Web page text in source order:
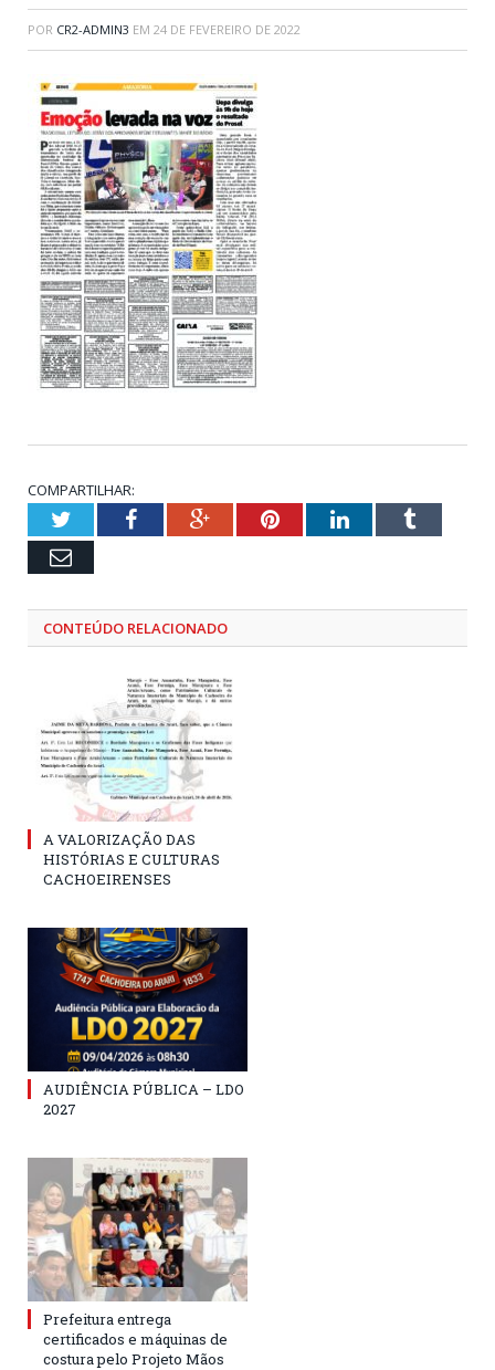
POR CR2-ADMIN3 EM 24 DE FEVEREIRO DE 2022
COMPARTILHAR:
TwitterFacebookGoogle+PinterestLinkedInTumblr
Email
CONTEÚDO RELACIONADO
A VALORIZAÇÃO DAS
HISTÓRIAS E CULTURAS
CACHOEIRENSES
AUDIÊNCIA PÚBLICA – LDO
2027
Prefeitura entrega
certificados e máquinas de
costura pelo Projeto Mãos